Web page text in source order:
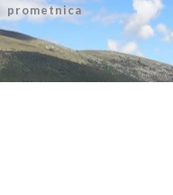
prometnica